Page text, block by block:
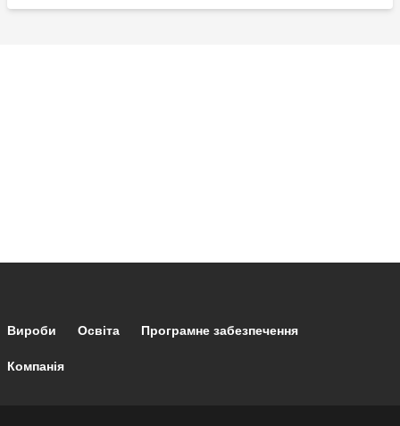
Footer main navigation
Вироби Освіта Програмне забезпечення
Компанія